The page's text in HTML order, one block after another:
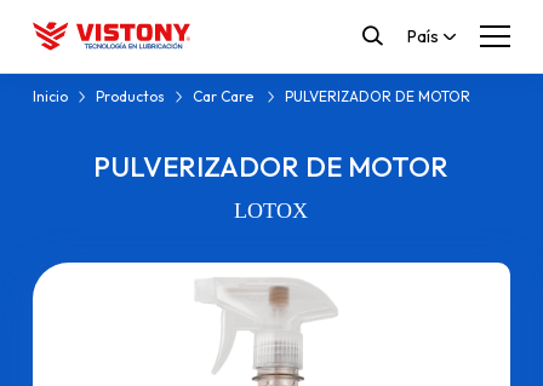
País
Inicio Productos Car Care PULVERIZADOR DE MOTOR
PULVERIZADOR DE MOTOR
LOTOX